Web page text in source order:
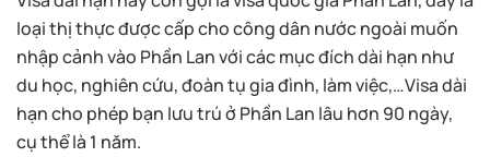
loại thị thực được cấp cho công dân nước ngoài muốn
nhập cảnh vào Phần Lan với các mục đích dài hạn như
du học, nghiên cứu, đoàn tụ gia đình, làm việc,…Visa dài
hạn cho phép bạn lưu trú ở Phần Lan lâu hơn 90 ngày,
cụ thể là 1 năm.